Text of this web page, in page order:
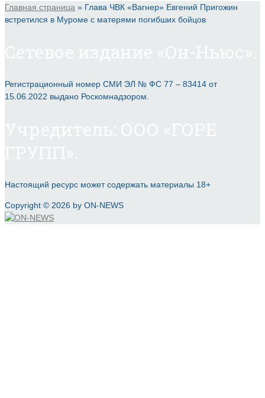
Главная страница » Глава ЧВК «Вагнер» Евгений Пригожин
встретился в Муроме с матерями погибших бойцов
Регистрационный номер СМИ ЭЛ № ФС 77 – 83414 от
15.06.2022 выдано Роскомнадзором.
Настоящий ресурс может содержать материалы 18+
Copyright © 2026 by ON-NEWS